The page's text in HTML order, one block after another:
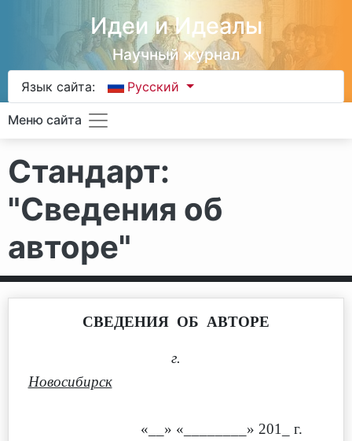
Идеи и Идеалы
Научный журнал
Язык сайта: Русский
Меню сайта
Стандарт:
"Сведения об
авторе"
СВЕДЕНИЯ ОБ АВТОРЕ
г.
Новосибирск
«__» «________» 201_ г.